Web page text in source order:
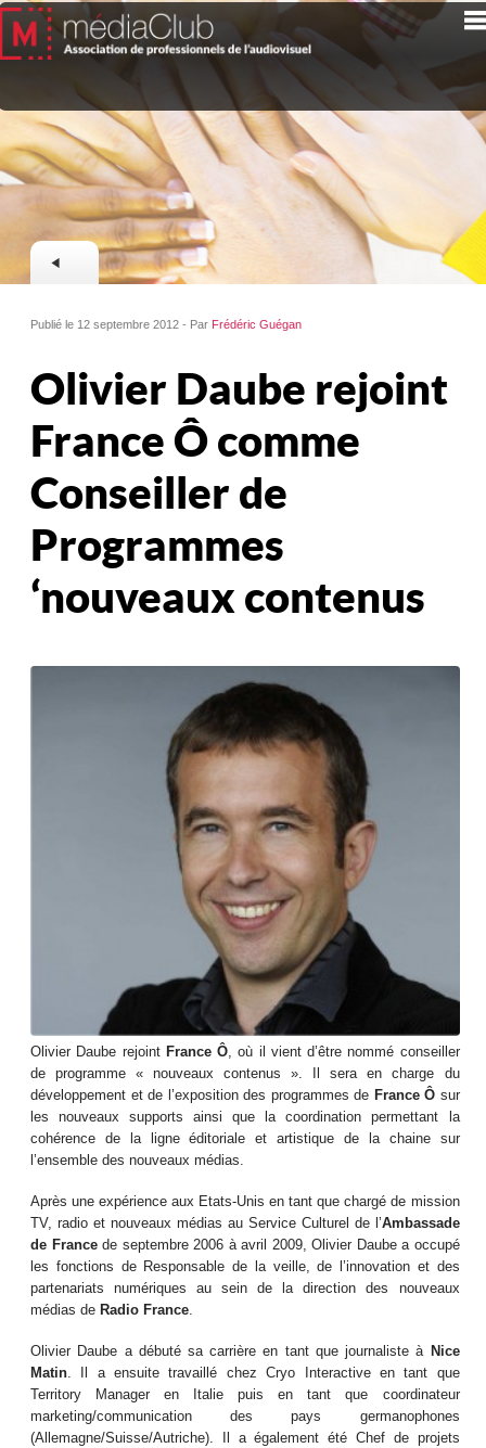
Publié le 12 septembre 2012 - Par Frédéric Guégan
Olivier Daube rejoint
France Ô comme
Conseiller de
Programmes
‘nouveaux contenus
Olivier Daube rejoint France Ô, où il vient d’être nommé conseiller
de programme « nouveaux contenus ». Il sera en charge du
développement et de l’exposition des programmes de France Ô sur
les nouveaux supports ainsi que la coordination permettant la
cohérence de la ligne éditoriale et artistique de la chaine sur
l’ensemble des nouveaux médias.
Après une expérience aux Etats-Unis en tant que chargé de mission
TV, radio et nouveaux médias au Service Culturel de l’Ambassade
de Francede septembre 2006 à avril 2009, Olivier Daube a occupé
les fonctions de Responsable de la veille, de l’innovation et des
partenariats numériques au sein de la direction des nouveaux
médias de Radio France.
Olivier Daube a débuté sa carrière en tant que journaliste à Nice
Matin. Il a ensuite travaillé chez Cryo Interactive en tant que
Territory Manager en Italie puis en tant que coordinateur
marketing/communication des pays germanophones
(Allemagne/Suisse/Autriche). Il a également été Chef de projets